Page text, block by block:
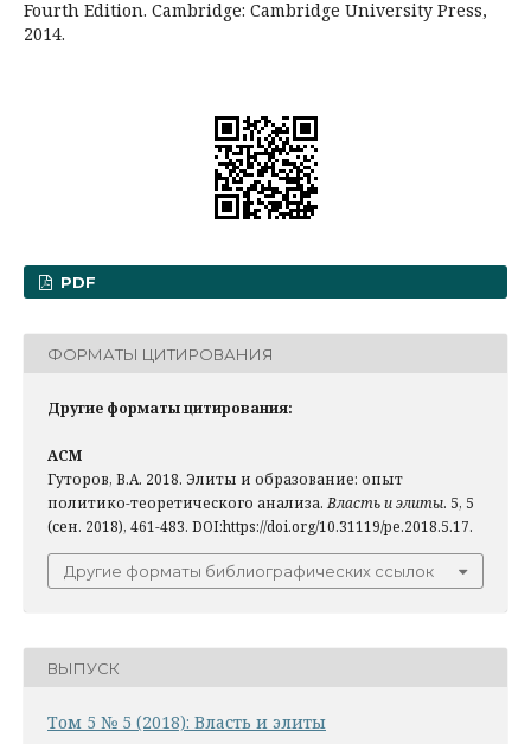
Fourth Edition. Cambridge: Cambridge University Press,
2014.
PDF
ФОРМАТЫ ЦИТИРОВАНИЯ
Другие форматы цитирования:
ACM
Гуторов, В.А. 2018. Элиты и образование: опыт
политико-теоретического анализа. Власть и элиты. 5, 5
(сен. 2018), 461-483. DOI:https://doi.org/10.31119/pe.2018.5.17.
Другие форматы библиографических ссылок
ВЫПУСК
Том 5 № 5 (2018): Власть и элиты